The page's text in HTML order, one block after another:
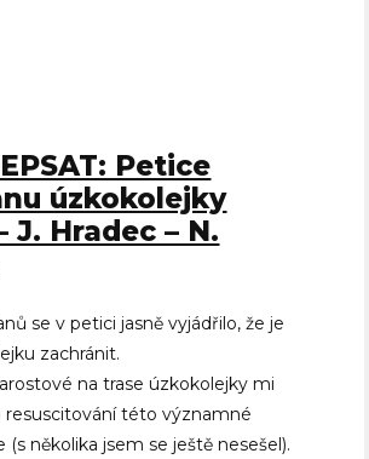
Petice
úzkokolejky
J. Hradec – N.
se v petici jasně vyjádřilo, že je
zachránit.
na trase úzkokolejky mi
resuscitování této významné
(s několika jsem se ještě nesešel).